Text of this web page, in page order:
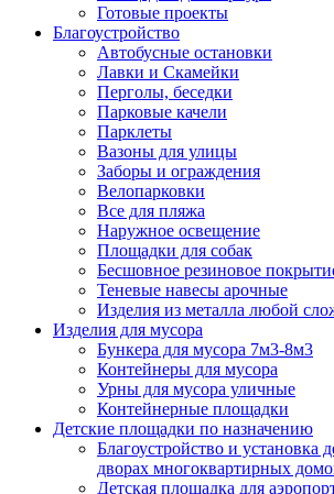
Готовые проекты
Благоустройство
Автобусные остановки
Лавки и Скамейки
Перголы, беседки
Парковые качели
Парклеты
Вазоны для улицы
Заборы и ограждения
Велопарковки
Все для пляжа
Наружное освещение
Площадки для собак
Бесшовное резиновое
Теневые навесы арочные
Изделия из металла любой
Изделия для мусора
Бункера для мусора 7м3-8м3
Контейнеры для мусора
Урны для мусора уличные
Контейнерные площадки
Детские площадки по назначению
Благоустройство и установка
дворах многоквартирных
Детская площадка для